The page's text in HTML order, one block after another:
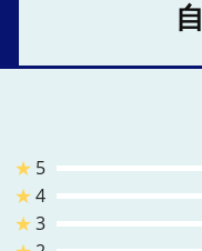
★ 5
★4
★3